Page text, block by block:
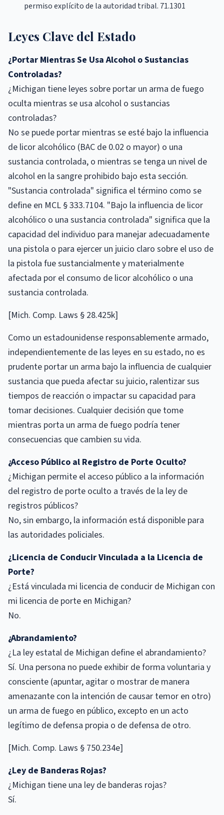
permiso explícito de la autoridad tribal. 71.1301
Leyes Clave del Estado
¿Portar Mientras Se Usa Alcohol o Sustancias
Controladas?
¿Michigan tiene leyes sobre portar un arma de fuego
oculta mientras se usa alcohol o sustancias
controladas?
No se puede portar mientras se esté bajo la influencia
de licor alcohólico (BAC de 0.02 o mayor) o una
sustancia controlada, o mientras se tenga un nivel de
alcohol en la sangre prohibido bajo esta sección.
"Sustancia controlada" significa el término como se
define en MCL § 333.7104. "Bajo la influencia de licor
alcohólico o una sustancia controlada" significa que la
capacidad del individuo para manejar adecuadamente
una pistola o para ejercer un juicio claro sobre el uso de
la pistola fue sustancialmente y materialmente
afectada por el consumo de licor alcohólico o una
sustancia controlada.
[Mich. Comp. Laws § 28.425k]
Como un estadounidense responsablemente armado,
independientemente de las leyes en su estado, no es
prudente portar un arma bajo la influencia de cualquier
sustancia que pueda afectar su juicio, ralentizar sus
tiempos de reacción o impactar su capacidad para
tomar decisiones. Cualquier decisión que tome
mientras porta un arma de fuego podría tener
consecuencias que cambien su vida.
¿Acceso Público al Registro de Porte Oculto?
¿Michigan permite el acceso público a la información
del registro de porte oculto a través de la ley de
registros públicos?
No, sin embargo, la información está disponible para
las autoridades policiales.
¿Licencia de Conducir Vinculada a la Licencia de
Porte?
¿Está vinculada mi licencia de conducir de Michigan con
mi licencia de porte en Michigan?
No.
¿Abrandamiento?
¿La ley estatal de Michigan define el abrandamiento?
Sí. Una persona no puede exhibir de forma voluntaria y
consciente (apuntar, agitar o mostrar de manera
amenazante con la intención de causar temor en otro)
un arma de fuego en público, excepto en un acto
legítimo de defensa propia o de defensa de otro.
[Mich. Comp. Laws § 750.234e]
¿Ley de Banderas Rojas?
¿Michigan tiene una ley de banderas rojas?
Sí.